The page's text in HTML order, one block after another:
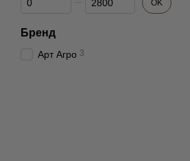
OK
Бренд
Арт Агро 3